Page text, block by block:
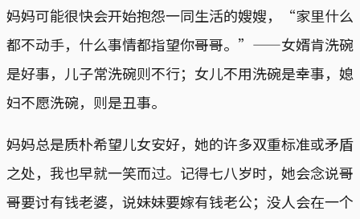
妈妈可能很快会开始抱怨一同生活的嫂嫂，“家里什么
都不动手，什么事情都指望你哥哥。”——女婿肯洗碗
是好事，儿子常洗碗则不行；女儿不用洗碗是幸事，媳
妇不愿洗碗，则是丑事。
妈妈总是质朴希望儿女安好，她的许多双重标准或矛盾
之处，我也早就一笑而过。记得七八岁时，她会念说哥
哥要讨有钱老婆，说妹妹要嫁有钱老公；没人会在一个